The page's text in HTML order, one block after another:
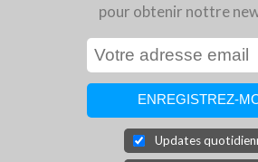
pour obtenir nottre
Updates